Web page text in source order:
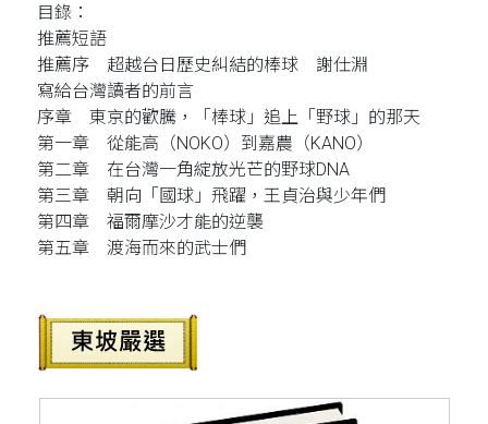
目錄：
推薦短語
推薦序 超越台日歷史糾結的棒球 謝仕淵
寫給台灣讀者的前言
序章 東京的歡騰，「棒球」追上「野球」的那天
第一章 從能高（NOKO）到嘉農（KANO）
第二章 在台灣一角綻放光芒的野球DNA
第三章 朝向「國球」飛躍，王貞治與少年們
第四章 福爾摩沙才能的逆襲
第五章 渡海而來的武士們